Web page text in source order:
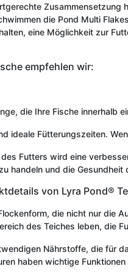
die Pond Multi
eine Möglichkeit zur
empfehlen wir:
die Ihre Fische innerhalb
ideale Fütterungszeiten.
Futters wird eine
handeln und die Gesundheit
von Lyra Pond®
die nicht nur die
des Teiches leben, die
Nährstoffe, die für
haben wichtige